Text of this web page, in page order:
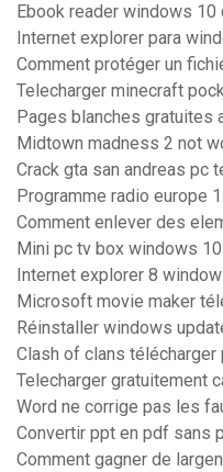
Ebook reader windows 10
Internet explorer para
Comment protéger un
Telecharger minecraft
Pages blanches gratuites
Midtown madness 2 not
Crack gta san andreas pc
Programme radio europe
Comment enlever des
Mini pc tv box windows 10
Internet explorer 8
Microsoft movie maker
Réinstaller windows
Clash of clans télécharger
Telecharger gratuitement
Word ne corrige pas les
Convertir ppt en pdf sans
Comment gagner de